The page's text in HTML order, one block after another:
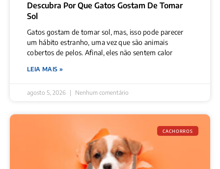
Descubra Por Que Gatos Gostam De Tomar
Sol
Gatos gostam de tomar sol, mas, isso pode parecer
um hábito estranho, uma vez que são animais
cobertos de pelos. Afinal, eles não sentem calor
LEIA MAIS »
agosto 5, 2026 Nenhum comentário
CACHORROS